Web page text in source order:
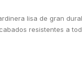
lisa de gran
resistentes a